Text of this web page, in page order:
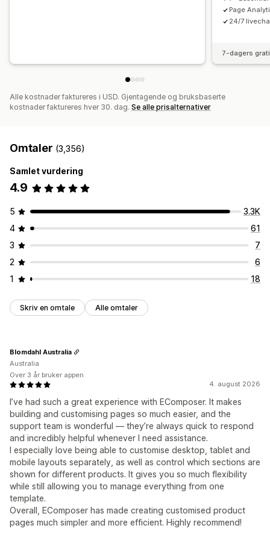
Page
24/7
7-dagers
Alle kostnader faktureres i USD. Gjentagende og bruksbaserte
kostnader faktureres hver 30. dag. Se alle prisalternativer
Omtaler (3,356)
Samlet vurdering
4.9
5
3.3K
4
61
3
7
2
6
1
18
Skriv en omtale Alle omtaler
4. august 2026
I’ve had such a great experience with EComposer. It makes
building and customising pages so much easier, and the
support team is wonderful — they’re always quick to respond
and incredibly helpful whenever I need assistance.
I especially love being able to customise desktop, tablet and
mobile layouts separately, as well as control which sections are
shown for different products. It gives you so much flexibility
while still allowing you to manage everything from one
template.
Overall, EComposer has made creating customised product
pages much simpler and more efficient. Highly recommend!
Blomdahl Australia
Australia
Over 3 år bruker appen